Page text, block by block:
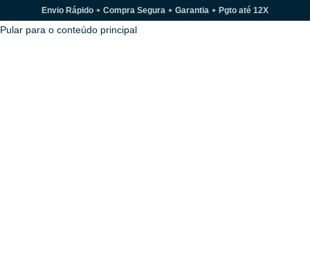
Pular para a navegação
Pular para o conteúdo principal
Envio Rápido ⋆ Compra Segura ⋆ Garantia ⋆ Pgto até 12X